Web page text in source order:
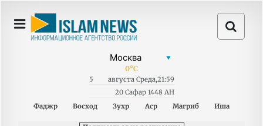
0°C
5 августа Среда,21:59
20 Сафар 1448 AH
Фаджр
Восход Зухр Аср Магриб Иша